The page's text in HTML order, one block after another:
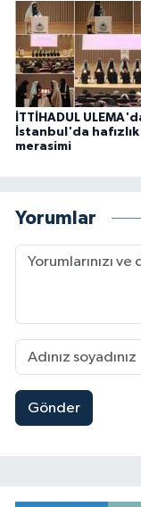
İTTİHADUL
İstanbul'da hafızlık
merasimi
Yorumlar
Gönder